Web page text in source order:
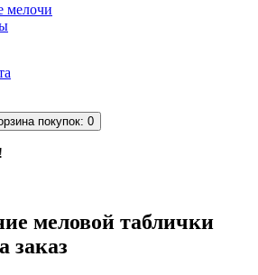
мелочи
покупок: 0
меловой таблички
заказ